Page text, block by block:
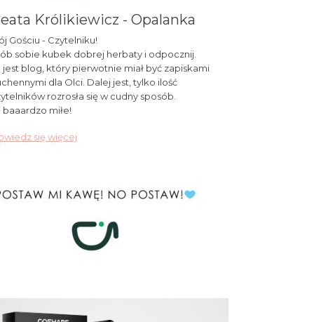
Królikiewicz - Opalanka
Gościu - Czytelniku!
sobie kubek dobrej herbaty i odpocznij.
jest blog, który pierwotnie miał być zapiskami
dla Olci. Dalej jest, tylko ilość
rozrosła się w cudny sposób.
baaardzo miłe!
się więcej